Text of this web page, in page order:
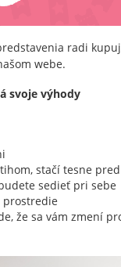
radi
webe.
svoje výhody
stačí tesne
sedieť pri sebe
prostredie
že sa vám zmení